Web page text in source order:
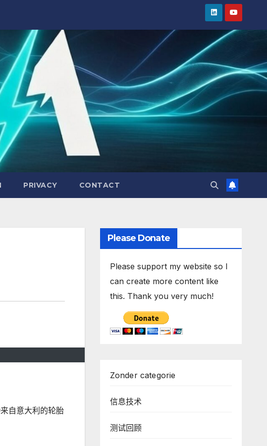
PRIVACY CONTACT
自意大利的轮胎
Please Donate
Please support my website so I
can create more content like
this. Thank you very much!
Zonder categorie
信息技术
测试回顾